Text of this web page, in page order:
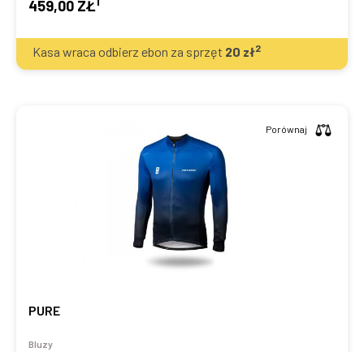
459,00 ZŁ
Kasa wraca odbierz ebon za sprzęt 20 zł2
PURE
Bluzy
Porównaj